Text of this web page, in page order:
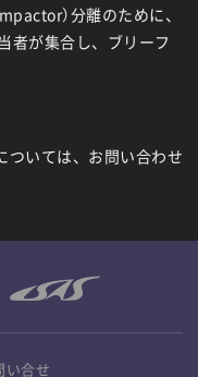
）分離のために、
者が集合し、ブリーフ
ついては、お問い合わせ
い合せ